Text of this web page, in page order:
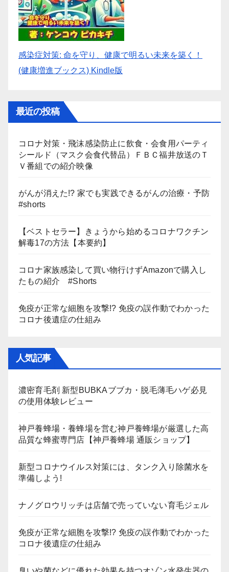
感染症対策: 命を守り、健康で明るい未来を築く！
(健康増進ブックス) Kindle版
最近の投稿
コロナ対策・飛沫感染防止に飲食・会食用パーティ
シールド（マスク会食代替品）ＦＢＣ福井放送のＴ
Ｖ番組での紹介映像
がんが消えた!? 家でも実践できるがんの治療・予防
#shorts
【ベストセラー】きょうから始めるコロナワクチン
解毒17の方法【本要約】
コロナ家族感染して買い物行けずAmazonで購入し
たもの紹介 #Shorts
免疫が正常な細胞を攻撃!? 免疫の誤作動でわかった
コロナ後遺症の仕組み
人気記事
濃密育毛剤 新型BUBKAブブカ・脱毛薄毛ハゲ必見
の使用体験レビュー
神戸養蜂場・養蜂場を営む神戸養蜂場が厳選した高
品質な蜂蜜専門店【神戸養蜂場 通販ショップ】
新型コロナウイルス対策には、タンク入り除菌水を
準備しよう!
ナノグロウリッチは店舗で売っていない育毛ジェル
免疫が正常な細胞を攻撃!? 免疫の誤作動でわかった
コロナ後遺症の仕組み